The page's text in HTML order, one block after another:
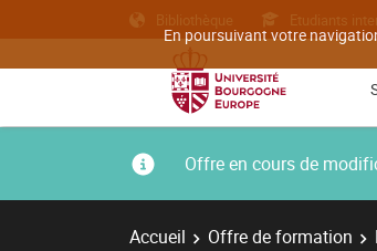
En poursuivant votre
Bibliothèque Etudiants
Offre en cours de
Accueil Offre de formation